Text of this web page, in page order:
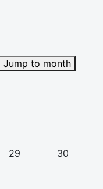
Jump to month
29 30